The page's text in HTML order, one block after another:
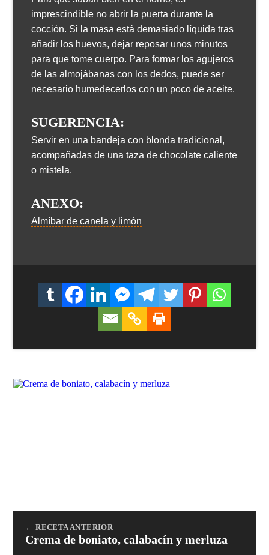
imprescindible no abrir la puerta durante la
cocción. Si la masa está demasiado líquida tras
añadir los huevos, dejar reposar unos minutos
para que tome cuerpo. Para formar los agujeros
de las almojábanas con los dedos, puede ser
necesario humedecerlos con un poco de aceite.
SUGERENCIA:
Servir en una bandeja con blonda tradicional,
acompañadas de una taza de chocolate caliente
o mistela.
ANEXO:
Almíbar de canela y limón
← RECETA ANTERIOR
Crema de boniato, calabacín y merluza